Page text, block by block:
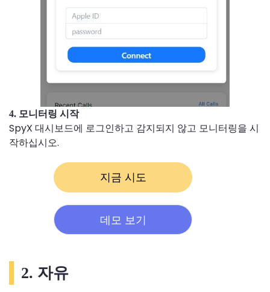
4. 모니터링 시작
SpyX 대시보드에 로그인하고 감지되지 않고 모니터링을 시
작하십시오.
지금 시도
데모 보기
2. 자유